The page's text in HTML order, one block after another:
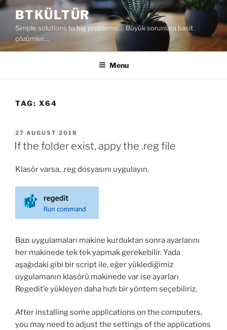
Skip
content
BTKÜLTÜR
Simple solutions to big problems … Büyük sorunlara basit
çözümler…
Menu
TAG: X64
POSTED
ON
27 AUGUST 2018
If the folder exist, appy the .reg file
Klasör varsa, .reg dosyasını uygulayın.
Bazı uygulamaları makine kurduktan sonra ayarlarını
her makinede tek tek yapmak gerekebilir. Yada
aşağıdaki gibi bir script ile, eğer yüklediğimiz
uygulamanın klasörü makinede var ise ayarları
Regedit’e yükleyen daha hızlı bir yöntem seçebiliriz.
After installing some applications on the computers,
you may need to adjust the settings of the applications